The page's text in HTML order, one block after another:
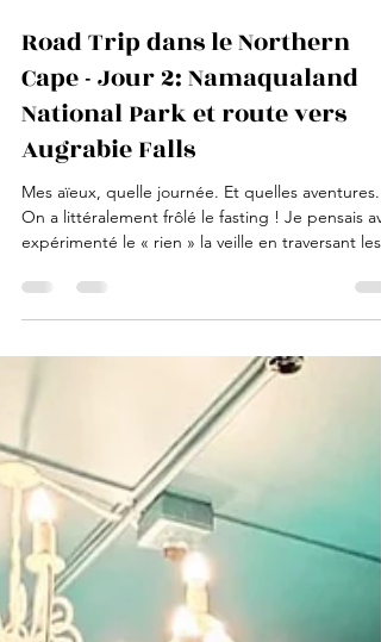
20 juil. 6 min de lecture
Road Trip dans le Northern
Cape - Jour 2: Namaqualand
National Park et route vers
Augrabie Falls
On a littéralement frôlé le fasting ! Je pensais
expérimenté le « rien » la veille en traversant les
routes dont je vous ai déjà parlé. En réalité, ce
n'était qu'un échantillon de la véritable
expérience. Un peu comme juger un magasin en
regardant uniquement sa vitrine : c'est
en poussant la porte qu'on découvre sa vraie
nature... et sa vraie grandeur. Découvrir le
Namaqualand National Park : le royaume des fleu